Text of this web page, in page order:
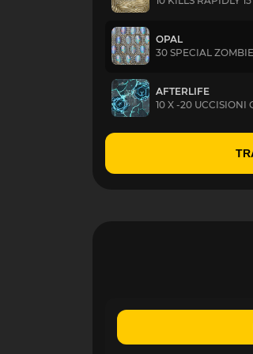
OPAL
30 SPECIAL
AFTERLIFE
10 X -20 UCCISIONI